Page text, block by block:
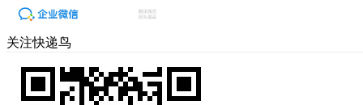
关注快递鸟